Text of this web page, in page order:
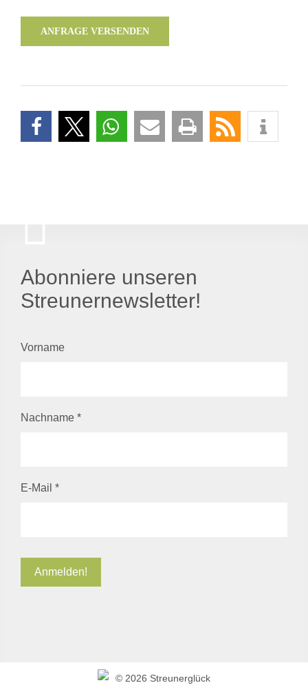
ANFRAGE VERSENDEN
Abonniere unseren
Streunernewsletter!
Vorname
Nachname *
E-Mail *
© 2026 Streunerglück